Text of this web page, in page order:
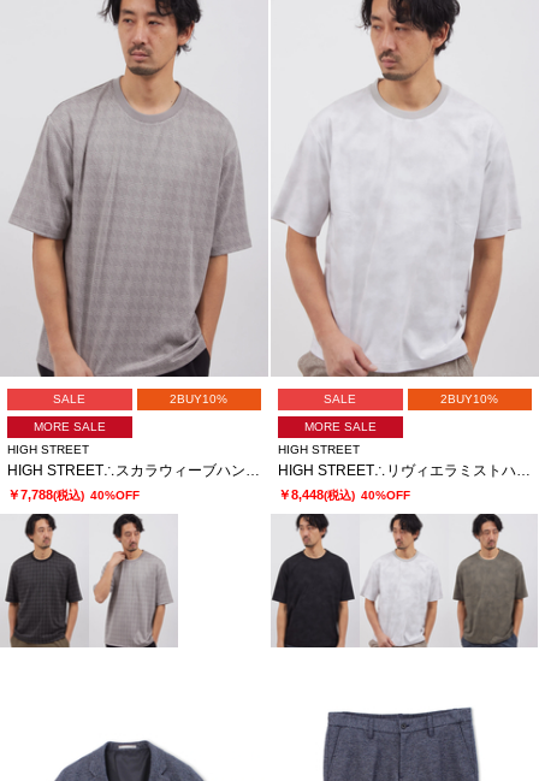
SALE 2BUY10%
MORE SALE
HIGH STREET
￥7,788(税込) 40%OFF
SALE 2BUY10%
MORE SALE
HIGH STREET
￥8,448(税込) 40%OFF